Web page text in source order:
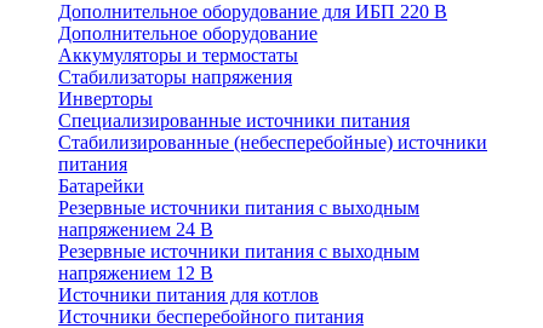
Дополнительное оборудование для ИБП 220 В
Дополнительное оборудование
Аккумуляторы и термостаты
Стабилизаторы напряжения
Инверторы
Специализированные источники питания
Стабилизированные (небесперебойные) источники
питания
Батарейки
Резервные источники питания с выходным
напряжением 24 В
Резервные источники питания с выходным
напряжением 12 В
Источники питания для котлов
Источники бесперебойного питания